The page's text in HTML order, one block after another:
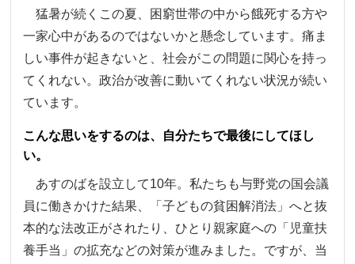
猛暑が続くこの夏、困窮世帯の中から餓死する方や
一家心中があるのではないかと懸念しています。痛ま
しい事件が起きないと、社会がこの問題に関心を持っ
てくれない。政治が改善に動いてくれない状況が続い
ています。
こんな思いをするのは、自分たちで最後にしてほし
い。
あすのばを設立して10年。私たちも与野党の国会議
員に働きかけた結果、「子どもの貧困解消法」へと抜
本的な法改正がされたり、ひとり親家庭への「児童扶
養手当」の拡充などの対策が進みました。ですが、当